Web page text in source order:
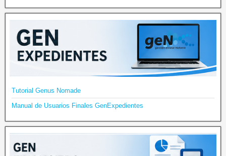
Tutorial Genus Nomade
Manual de Usuarios Finales GenExpedientes